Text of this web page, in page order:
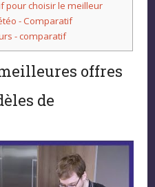
pour choisir le meilleur
- Comparatif
- comparatif
offres
de